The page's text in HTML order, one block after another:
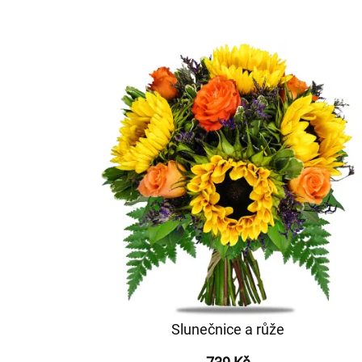
Slunečnice a růže